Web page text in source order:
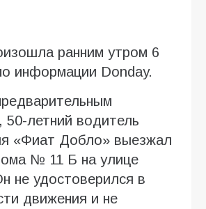
ранним утром 6
информации Donday.
50-летний водитель
«Фиат Добло» выезжал
№ 11 Б на улице
не удостоверился в
движения и не